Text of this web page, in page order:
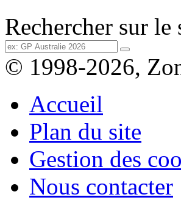
Rechercher sur le
© 1998-2026,
Accueil
Plan du site
Gestion des
Nous contacter